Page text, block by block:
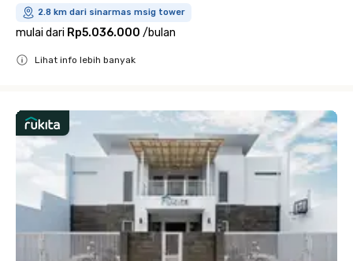
2.8 km dari sinarmas msig tower
mulai dari Rp5.036.000 /bulan
Lihat info lebih banyak